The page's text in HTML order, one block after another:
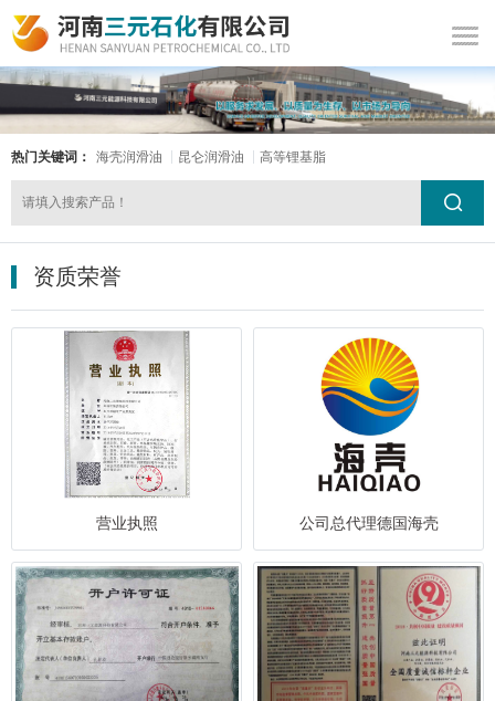
热门关键词： 海壳润滑油 昆仑润滑油 高等锂基脂
资质荣誉
营业执照 公司总代理德国海壳